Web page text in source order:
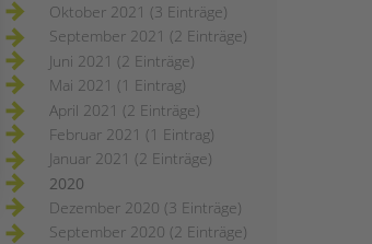
Oktober 2021 (3 Einträge)
September 2021 (2 Einträge)
Juni 2021 (2 Einträge)
Mai 2021 (1 Eintrag)
April 2021 (2 Einträge)
Februar 2021 (1 Eintrag)
Januar 2021 (2 Einträge)
2020
Dezember 2020 (3 Einträge)
September 2020 (2 Einträge)